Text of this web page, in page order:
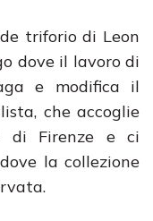
triforio di Leon
dove il lavoro di
e modifica il
che accoglie
di Firenze e ci
la collezione